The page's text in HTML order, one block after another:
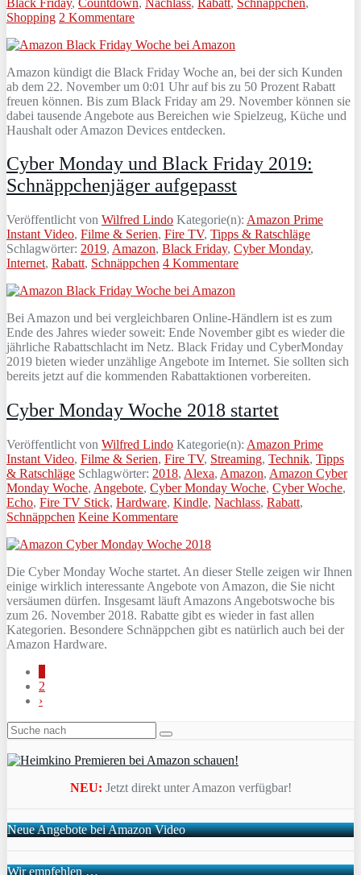
Shopping 2 Kommentare
Amazon kündigt die Black Friday Woche an, bei der sich Kunden
ab dem 22. November um 0:01 Uhr auf bis zu 50 Prozent Rabatt
freuen können. Bis zum Black Friday am 29. November können sie
dabei tausende Angebote aus Bereichen wie Spielzeug, Küche und
Haushalt oder Amazon Devices entdecken.
Cyber Monday und Black Friday 2019:
Schnäppchenjäger aufgepasst
Veröffentlicht von Wilfred Lindo Kategorie(n): Amazon Prime
Instant Video, Filme & Serien, Fire TV, Tipps & Ratschläge
Schlagwörter: 2019, Amazon, Black Friday, Cyber Monday,
Internet, Rabatt, Schnäppchen 4 Kommentare
Bei Amazon und bei vergleichbaren Online-Händlern ist es zum
Ende des Jahres wieder soweit: Ende November gibt es wieder die
jährliche Rabattschlacht im Netz. Black Friday und CyberMonday
2019 bieten wieder unzählige Angebote im Internet. Sie sollten sich
bereits jetzt auf die kommenden Rabattaktionen vorbereiten.
Cyber Monday Woche 2018 startet
Veröffentlicht von Wilfred Lindo Kategorie(n): Amazon Prime
Instant Video, Filme & Serien, Fire TV, Streaming, Technik, Tipps
& Ratschläge Schlagwörter: 2018, Alexa, Amazon, Amazon Cyber
Monday Woche, Angebote, Cyber Monday Woche, Cyber Woche,
Echo, Fire TV Stick, Hardware, Kindle, Nachlass, Rabatt,
Schnäppchen Keine Kommentare
Die Cyber Monday Woche startet. An dieser Stelle zeigen wir Ihnen
einige wirklich interessante Angebote von Amazon, die Sie nicht
versäumen dürfen. Insgesamt läuft Amazons Angebotswoche bis
zum 26. November 2018. Rabatte gibt es wieder in fast allen
Kategorien. Besondere Schnäppchen gibt es natürlich auch bei der
Amazon Hardware.
2
›
NEU: Jetzt direkt unter Amazon verfügbar!
Neue Angebote bei Amazon Video
Wir empfehlen …